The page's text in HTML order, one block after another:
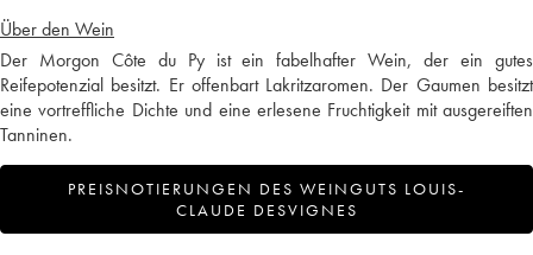
Über den Wein
Der Morgon Côte du Py ist ein fabelhafter Wein, der ein gutes
Reifepotenzial besitzt. Er offenbart Lakritzaromen. Der Gaumen besitzt
eine vortreffliche Dichte und eine erlesene Fruchtigkeit mit ausgereiften
Tanninen.
PREISNOTIERUNGEN DES WEINGUTS LOUIS-
CLAUDE DESVIGNES